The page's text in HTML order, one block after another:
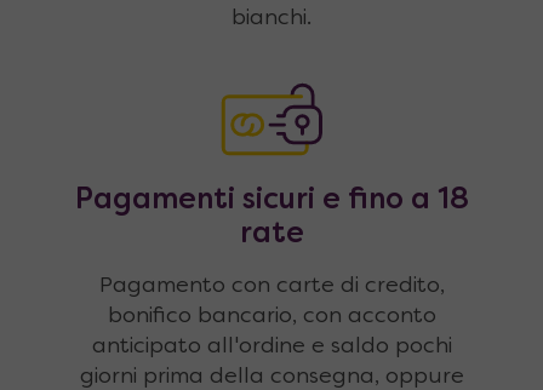
bianchi.
Pagamenti sicuri e fino a 18
rate
Pagamento con carte di credito,
bonifico bancario, con acconto
anticipato all'ordine e saldo pochi
giorni prima della consegna, oppure